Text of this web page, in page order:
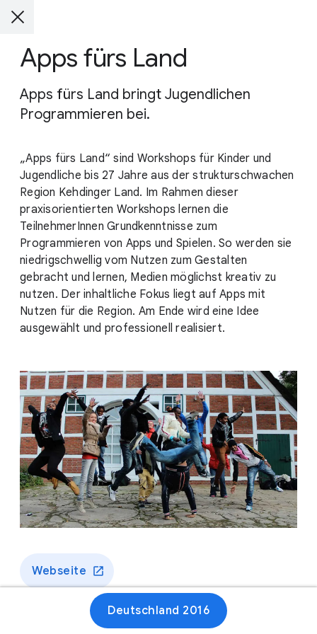
Apps fürs Land
Apps fürs Land bringt Jugendlichen
Programmieren bei.
„Apps fürs Land“ sind Workshops für Kinder und
Jugendliche bis 27 Jahre aus der strukturschwachen
Region Kehdinger Land. Im Rahmen dieser
praxisorientierten Workshops lernen die
TeilnehmerInnen Grundkenntnisse zum
Programmieren von Apps und Spielen. So werden sie
niedrigschwellig vom Nutzen zum Gestalten
gebracht und lernen, Medien möglichst kreativ zu
nutzen. Der inhaltliche Fokus liegt auf Apps mit
Nutzen für die Region. Am Ende wird eine Idee
ausgewählt und professionell realisiert.
Webseite
Deutschland 2016